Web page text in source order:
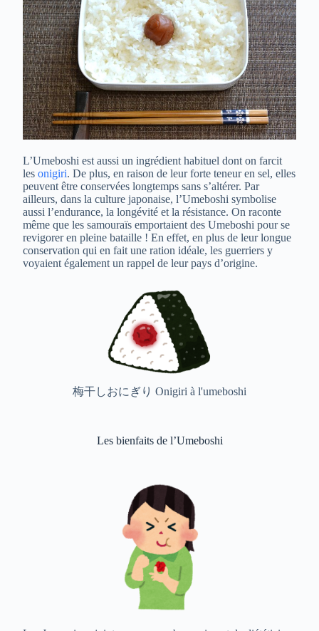
L’Umeboshi est aussi un ingrédient habituel dont on farcit
lesonigiri. De plus, en raison de leur forte teneur en sel, elles
peuvent être conservées longtemps sans s’altérer. Par
ailleurs, dans la culture japonaise, l’Umeboshi symbolise
aussi l’endurance, la longévité et la résistance. On raconte
même que les samouraïs emportaient des Umeboshi pour se
revigorer en pleine bataille ! En effet, en plus de leur longue
conservation qui en fait une ration idéale, les guerriers y
voyaient également un rappel de leur pays d’origine.
梅干しおにぎり Onigiri à l'umeboshi
Les bienfaits de l’Umeboshi